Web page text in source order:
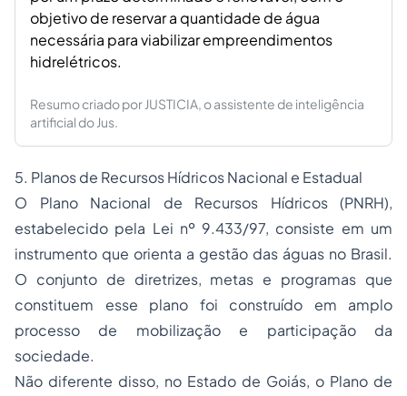
objetivo de reservar a quantidade de água
necessária para viabilizar empreendimentos
hidrelétricos.
Resumo criado por JUSTICIA, o assistente de inteligência
artificial do Jus.
5. Planos de Recursos Hídricos Nacional e Estadual
O Plano Nacional de Recursos Hídricos (PNRH),
estabelecido pela Lei nº 9.433/97, consiste em um
instrumento que orienta a gestão das águas no Brasil.
O conjunto de diretrizes, metas e programas que
constituem esse plano foi construído em amplo
processo de mobilização e participação da
sociedade.
Não diferente disso, no Estado de Goiás, o Plano de